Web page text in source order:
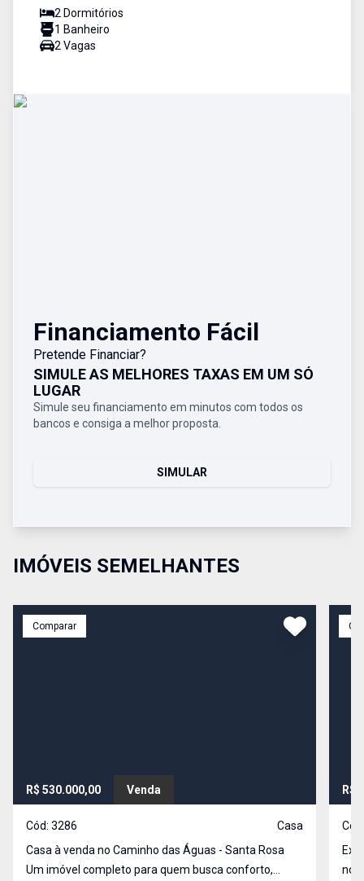
2 Dormitórios
1 Banheiro
2 Vagas
Financiamento Fácil
Pretende Financiar?
SIMULE AS MELHORES TAXAS EM UM SÓ
LUGAR
Simule seu financiamento em minutos com todos os
bancos e consiga a melhor proposta.
SIMULAR
IMÓVEIS SEMELHANTES
Comparar
R$ 530.000,00 Venda
Cód: 3286
Casa
Casa à venda no Caminho das Águas - Santa Rosa
Um imóvel completo para quem busca conforto,
R$
no